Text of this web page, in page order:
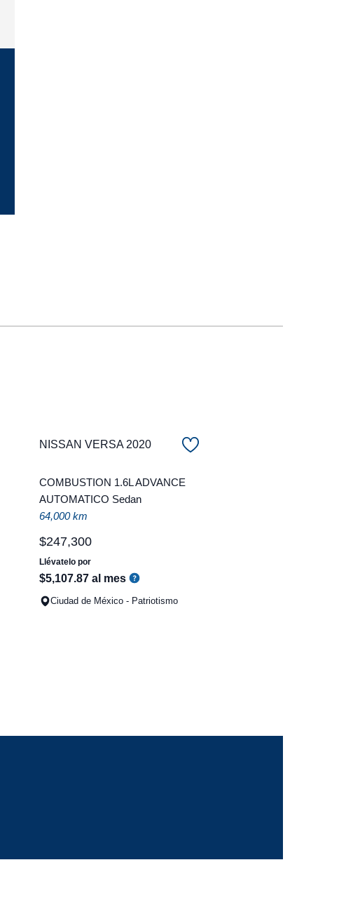
NISSAN VERSA 2020
COMBUSTION 1.6L ADVANCE
AUTOMATICO Sedan
64,000 km
$247,300
Llévatelo por
$5,107.87 al mes
Ciudad de México - Patriotismo